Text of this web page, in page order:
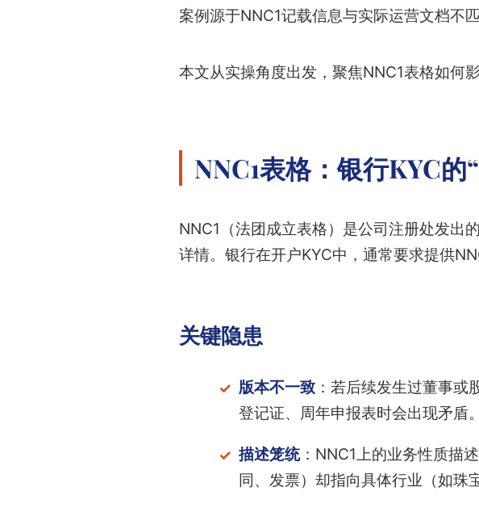
案例源于NNC1记载信息与实际运营文档不
本文从实操角度出发，聚焦NNC1表格如何
NNC1表格：银行KYC的
NNC1（法团成立表格）是公司注册处发出
详情。银行在开户KYC中，通常要求提供
关键隐患
版本不一致：若后续发生过董事或
登记证、周年申报表时会出现矛盾。
描述笼统：NNC1上的业务性质描
同、发票）却指向具体行业（如珠